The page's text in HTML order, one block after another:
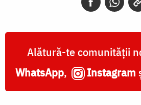
Alătură-te comunității
WhatsApp, Instagram